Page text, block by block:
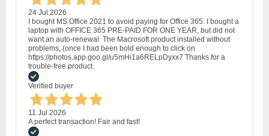
24 Jul 2026
I bought MS Office 2021 to avoid paying for Office 365. I bought a
laptop with OFFICE 365 PRE-PAID FOR ONE YEAR, but did not
want an auto-renewal. The Macrosoft product installed without
problems, (once I had been bold enough to click on
https://photos.app.goo.gl/u5mHi1a6RELpDyxx7 Thanks for a
trouble-free product.
Verified buyer
11 Jul 2026
A perfect transaction! Fair and fast!